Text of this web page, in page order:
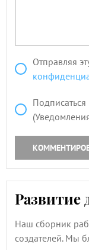
Отправляя
Развитие
Наш сборник
создателей. Мы